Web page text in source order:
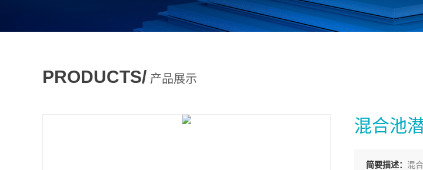
PRODUCTS/ 产品展示
混合池
简要描述： 混